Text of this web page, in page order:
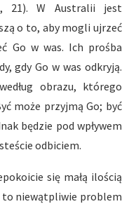
21). W Australii jest
o to, aby mogli ujrzeć
Go w was. Ich prośba
gdy Go w was odkryją.
obrazu, którego
może przyjmą Go; być
będzie pod wpływem
odbiciem.
się małą ilością
to niewątpliwie problem